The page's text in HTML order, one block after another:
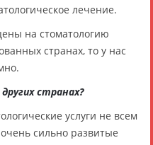
лечение.
на стоматологию
странах, то у нас
странах?
услуги не всем
сильно развитые